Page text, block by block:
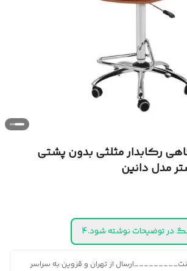
رکابدار مثلثی بدون پشتی
مدل دانین
در توضیحات نوشته شود.4
ضمانت_________ارسال از تهران و قزوین به سراسر